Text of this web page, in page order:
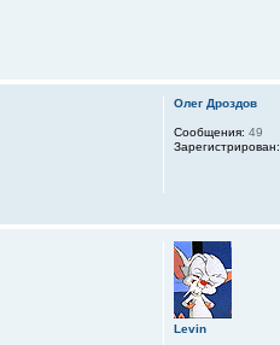
Олег Дроздов
Сообщения: 49
Зарегистрирован:
Levin